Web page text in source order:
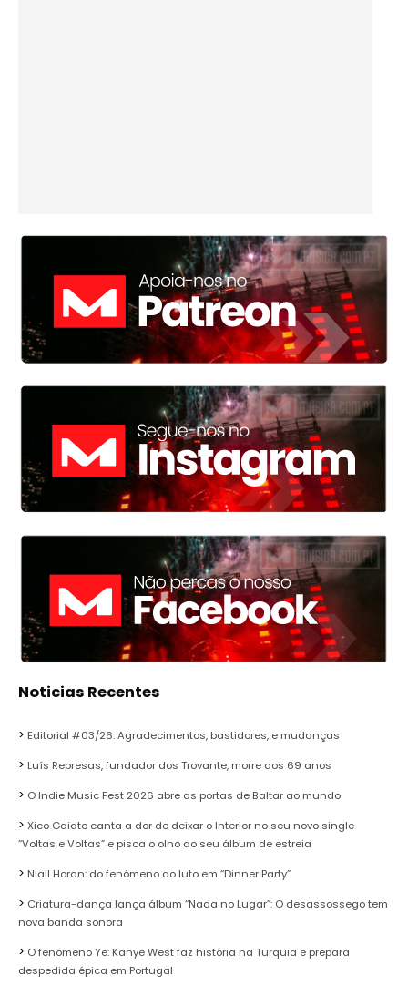
Noticias Recentes
Editorial #03/26: Agradecimentos, bastidores, e mudanças
Luís Represas, fundador dos Trovante, morre aos 69 anos
O Indie Music Fest 2026 abre as portas de Baltar ao mundo
Xico Gaiato canta a dor de deixar o Interior no seu novo single
“Voltas e Voltas” e pisca o olho ao seu álbum de estreia
Niall Horan: do fenómeno ao luto em “Dinner Party”
Criatura-dança lança álbum “Nada no Lugar”: O desassossego tem
nova banda sonora
O fenómeno Ye: Kanye West faz história na Turquia e prepara
despedida épica em Portugal